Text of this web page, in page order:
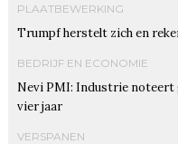
PLAATBEWERKING
Trumpf herstelt zich en
BEDRIJF EN ECONOMIE
Nevi PMI: Industrie
vier jaar
VERSPANEN